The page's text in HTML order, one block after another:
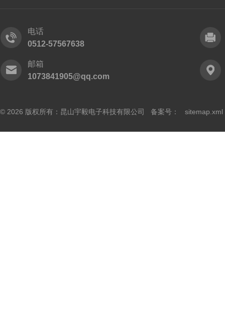
电话
0512-57567638
邮箱
1073841905@qq.com
© 2026 版权所有：昆山宇毅电子科技有限公司 备案号： sitemap.xml